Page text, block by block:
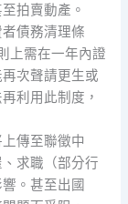
拍賣動產。
債務清理條
上需在一年內證
次聲請更生或
利用此制度，
傳至聯徵中
求職（部分行
。甚至出國